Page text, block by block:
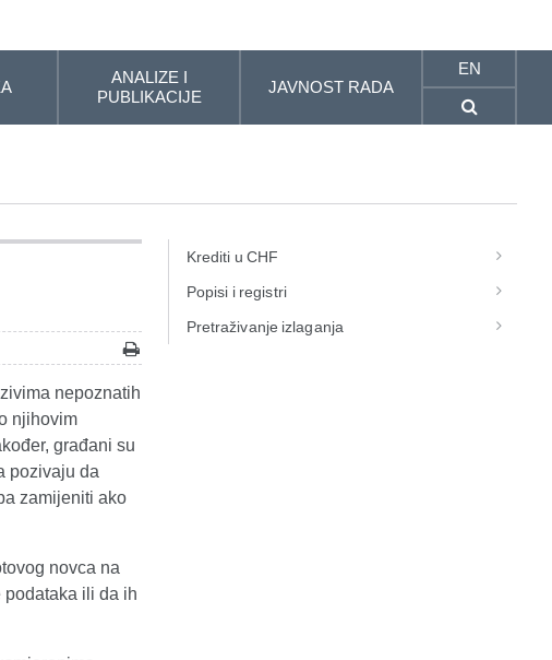
ANALIZE I
PUBLIKACIJE
JAVNOST RADA
EN
nepoznatih
njihovim
građani su
pozivaju da
zamijeniti ako
novca na
ili da ih
Krediti u CHF
Popisi i registri
Pretraživanje izlaganja